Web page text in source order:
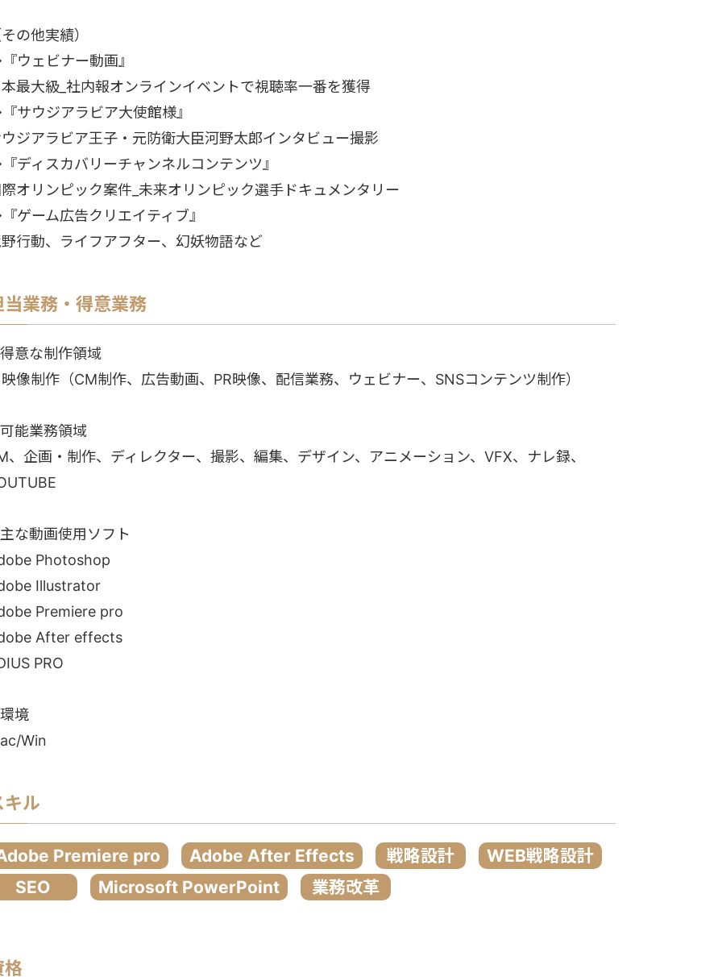
の他実績）
ウェビナー動画』
最大級_社内報オンラインイベントで視聴率一番を獲得
サウジアラビア大使館様』
ジアラビア王子・元防衛大臣河野太郎インタビュー撮影
ディスカバリーチャンネルコンテンツ』
オリンピック案件_未来オリンピック選手ドキュメンタリー
ゲーム広告クリエイティブ』
行動、ライフアフター、幻妖物語など
当業務・得意業務
意な制作領域
像制作（CM制作、広告動画、PR映像、配信業務、ウェビナー、SNSコンテンツ制作）
能業務領域
、企画・制作、ディレクター、撮影、編集、デザイン、アニメーション、VFX、ナレ録、
な動画使用ソフト
Photoshop
Illustrator
Premiere pro
After effects
PRO
境
Win
キル
Premiere pro Adobe After Effects 戦略設計
WEB戦略設計
SEO
Microsoft PowerPoint 業務改革
格